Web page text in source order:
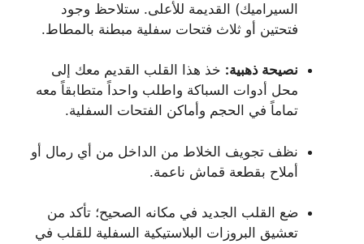
السيراميك) القديمة للأعلى. ستلاحظ وجود
فتحتين أو ثلاث فتحات سفلية مبطنة بالمطاط.
نصيحة ذهبية: خذ هذا القلب القديم معك إلى
محل أدوات السباكة واطلب واحداً متطابقاً معه
تماماً في الحجم وأماكن الفتحات السفلية.
نظف تجويف الخلاط من الداخل من أي رمال أو
أملاح بقطعة قماش ناعمة.
ضع القلب الجديد في مكانه الصحيح؛ تأكد من
تعشيق البروزات البلاستيكية السفلية للقلب في